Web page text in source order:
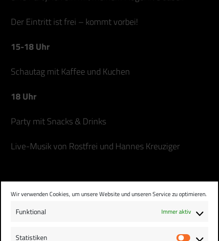
Wir verwenden Cookies, um unsere Website und unseren Service zu optimieren.
Funktional Immer aktiv
Statistiken
Der Eintritt ist frei – kommt vorbei!
15-18 Uhr
Schautag mit Kaffee und Kuchen
18 Uhr
Party mit Snacks & Drinks
Live-Musik von Rostfrei und Hannes Kreuziger